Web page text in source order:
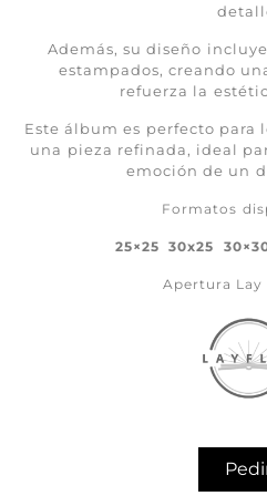
Además, su diseño
estampados, creando
refuerza la
Este álbum es perfecto para
una pieza refinada, ideal
emoción de un
Formatos
25×25 30x25
Apertura Lay